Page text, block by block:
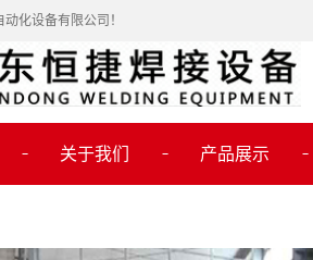
化设备有限公司！
关于我们
联系我们
产品展示
切割设备